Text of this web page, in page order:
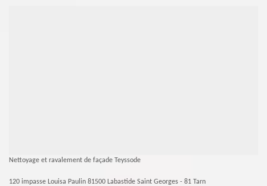
Nettoyage et ravalement de façade Teyssode
120 impasse Louisa Paulin 81500 Labastide Saint Georges - 81 Tarn